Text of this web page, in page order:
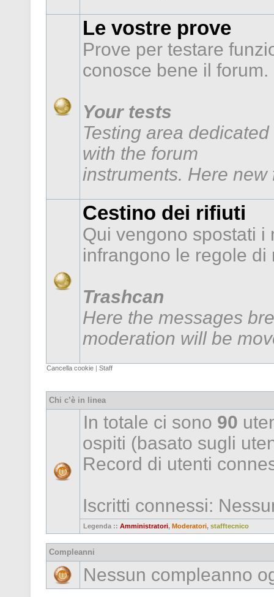
Le vostre prove
Prove per testare
conosce bene il forum.
Your tests
Testing area
with the forum
instruments. Here
Cestino dei rifiuti
Qui vengono spostati i
infrangono le regole di
Trashcan
Here the messages
moderation will be
Cancella cookie | Staff
Chi c’è in linea
In totale ci sono 90
ospiti (basato sugli
Record di utenti
Iscritti connessi:
Legenda :: Amministratori, Moderatori, stafftecnico
Compleanni
Nessun compleanno